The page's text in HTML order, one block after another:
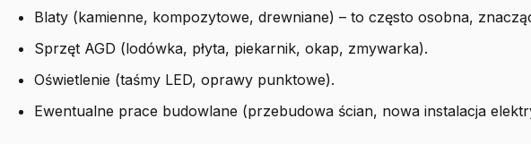
Blaty (kamienne, kompozytowe, drewniane) – to często osobna,
Sprzęt AGD (lodówka, płyta, piekarnik, okap, zmywarka).
Oświetlenie (taśmy LED, oprawy punktowe).
Ewentualne prace budowlane (przebudowa ścian, nowa instalacja